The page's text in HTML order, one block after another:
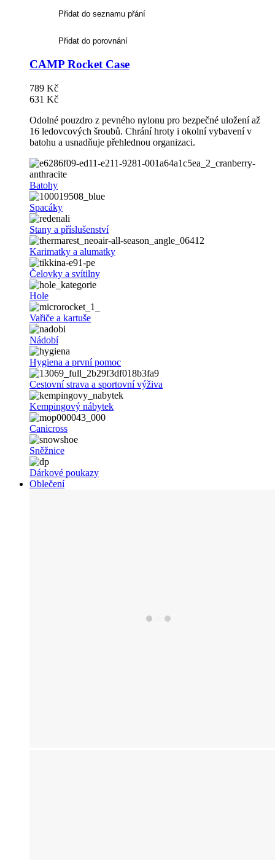
Přidat do seznamu přání
Přidat do porovnání
CAMP Rocket Case
789 Kč
631 Kč
Odolné pouzdro z pevného nylonu pro bezpečné uložení až
16 ledovcových šroubů. Chrání hroty i okolní vybavení v
batohu a usnadňuje přehlednou organizaci.
Batohy
Spacáky
Stany a příslušenství
Karimatky a alumatky
Čelovky a svítilny
Hole
Vařiče a kartuše
Nádobí
Hygiena a první pomoc
Cestovní strava a sportovní výživa
Kempingový nábytek
Canicross
Sněžnice
Dárkové poukazy
Oblečení